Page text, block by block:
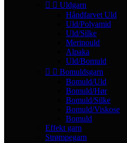
  Uldgarn
Håndfarvet Uld
Uld/Polyamid
Uld/Silke
Merinould
Alpaka
Uld/Bomuld
  Bomuldsgarn
Bomuld/Uld
Bomuld/Hør
Bomuld/Silke
Bomuld/Viskose
Bomuld
Effekt garn
Strømpegarn